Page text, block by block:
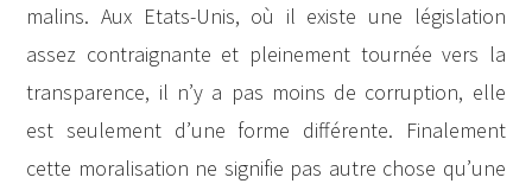
malins. Aux Etats-Unis, où il existe une législation
assez contraignante et pleinement tournée vers la
transparence, il n’y a pas moins de corruption, elle
est seulement d’une forme différente. Finalement
cette moralisation ne signifie pas autre chose qu’une